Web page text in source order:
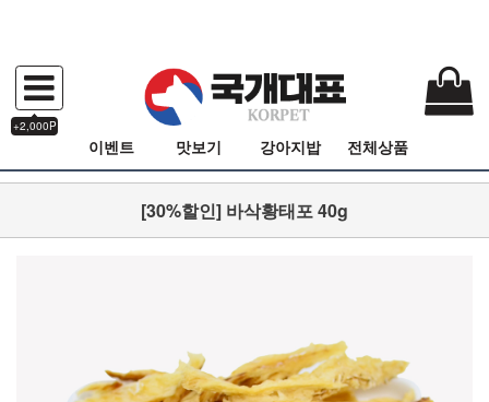
+2,000P
이벤트 맛보기 강아지밥 전체상품
[30%할인] 바삭황태포 40g